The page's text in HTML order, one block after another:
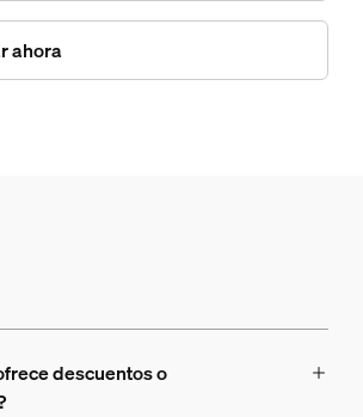
ahora
descuentos o